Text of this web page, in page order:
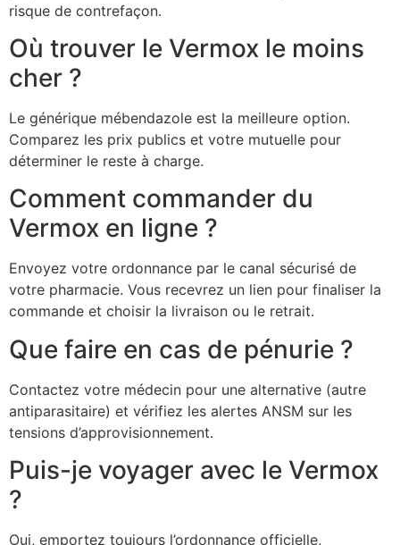
risque de contrefaçon.
Où trouver le Vermox le moins
cher ?
Le générique mébendazole est la meilleure option.
Comparez les prix publics et votre mutuelle pour
déterminer le reste à charge.
Comment commander du
Vermox en ligne ?
Envoyez votre ordonnance par le canal sécurisé de
votre pharmacie. Vous recevrez un lien pour finaliser la
commande et choisir la livraison ou le retrait.
Que faire en cas de pénurie ?
Contactez votre médecin pour une alternative (autre
antiparasitaire) et vérifiez les alertes ANSM sur les
tensions d’approvisionnement.
Puis-je voyager avec le Vermox
?
Oui, emportez toujours l’ordonnance officielle,